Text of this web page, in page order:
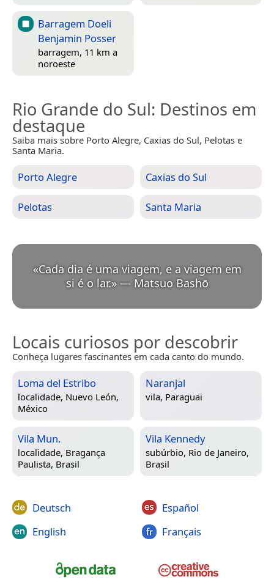
Barragem Doeli
Benjamin Posser
barragem, 11 km a
noroeste
Rio Grande do Sul: Destinos em
destaque
Saiba mais sobre Porto Alegre, Caxias do Sul, Pelotas e
Santa Maria.
Porto Alegre Caxias do Sul
Pelotas Santa Maria
«Cada dia é uma viagem, e a viagem em
si é o lar.» — Matsuo Bashō
Locais curiosos por descobrir
Conheça lugares fascinantes em cada canto do mundo.
Loma del Estribo
localidade, Nuevo León,
México
Naranjal
vila, Paraguai
Vila Mun.
localidade, Bragança
Paulista, Brasil
Vila Kennedy
subúrbio, Rio de Janeiro,
Brasil
Deutsch
English
Español
Français